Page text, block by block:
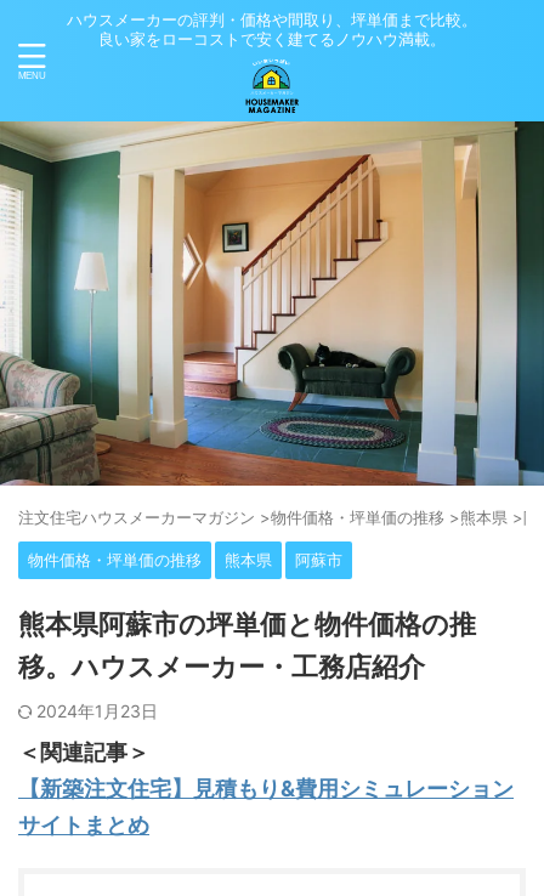
ハウスメーカーの評判・価格や間取り、坪単価まで比較。
良い家をローコストで安く建てるノウハウ満載。
注⽂住宅ハウスメーカーマガジン >物件価格・坪単価の推移 >熊本県 >阿
物件価格・坪単価の推移 熊本県 阿蘇市
熊本県阿蘇市の坪単価と物件価格の推
移。ハウスメーカー・工務店紹介
2024年1月23日
＜関連記事＞
【新築注文住宅】見積もり&費用シミュレーション
サイトまとめ